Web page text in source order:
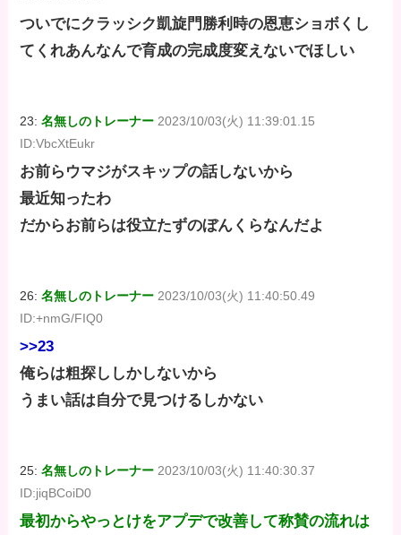
ついでにクラッシク凱旋門勝利時の恩恵ショボくし
てくれあんなんで育成の完成度変えないでほしい
23:名無しのトレーナー 2023/10/03(火) 11:39:01.15
ID:VbcXtEukr
お前らウマジがスキップの話しないから
最近知ったわ
だからお前らは役立たずのぼんくらなんだよ
26:名無しのトレーナー 2023/10/03(火) 11:40:50.49
ID:+nmG/FIQ0
>>23
俺らは粗探ししかしないから
うまい話は自分で見つけるしかない
25:名無しのトレーナー 2023/10/03(火) 11:40:30.37
ID:jiqBCoiD0
最初からやっとけをアプデで改善して称賛の流れは